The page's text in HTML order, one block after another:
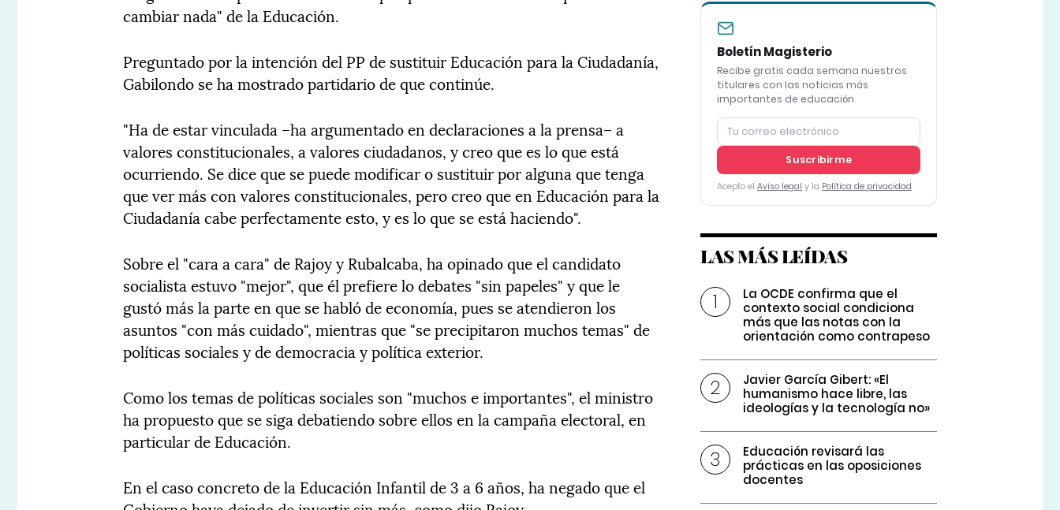
cambiar nada" de la Educación.
Preguntado por la intención del PP de sustituir Educación para la Ciudadanía,
Gabilondo se ha mostrado partidario de que continúe.
"Ha de estar vinculada –ha argumentado en declaraciones a la prensa– a
valores constitucionales, a valores ciudadanos, y creo que es lo que está
ocurriendo. Se dice que se puede modificar o sustituir por alguna que tenga
que ver más con valores constitucionales, pero creo que en Educación para la
Ciudadanía cabe perfectamente esto, y es lo que se está haciendo".
Sobre el "cara a cara" de Rajoy y Rubalcaba, ha opinado que el candidato
socialista estuvo "mejor", que él prefiere lo debates "sin papeles" y que le
gustó más la parte en que se habló de economía, pues se atendieron los
asuntos "con más cuidado", mientras que "se precipitaron muchos temas" de
políticas sociales y de democracia y política exterior.
Como los temas de políticas sociales son "muchos e importantes", el ministro
ha propuesto que se siga debatiendo sobre ellos en la campaña electoral, en
particular de Educación.
En el caso concreto de la Educación Infantil de 3 a 6 años, ha negado que el
Boletín Magisterio
Recibe gratis cada semana nuestros
titulares con las noticias más
importantes de educación
Suscribirme
Acepto el Aviso legal y la Política de privacidad
LAS MÁS LEÍDAS
La OCDE confirma que el
contexto social condiciona
más que las notas con la
orientación como contrapeso
Javier García Gibert: «El
humanismo hace libre, las
ideologías y la tecnología no»
Educación revisará las
prácticas en las oposiciones
docentes